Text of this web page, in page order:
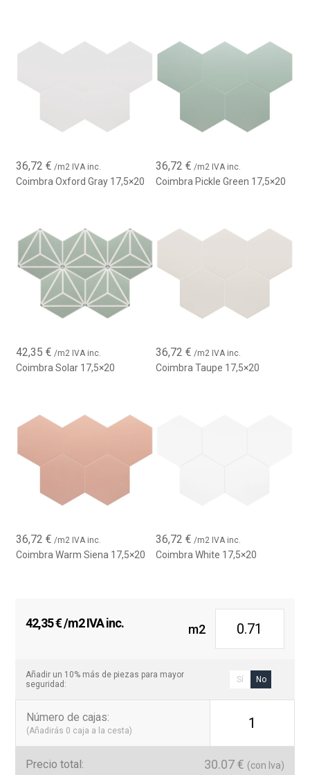
36,72€ /m2 IVA inc.
Coimbra Oxford Gray 17,5×20
36,72 € /m2 IVA inc.
Coimbra Pickle Green 17,5×20
42,35€ /m2 IVA inc.
Coimbra Solar 17,5×20
36,72 € /m2 IVA inc.
Coimbra Taupe 17,5×20
36,72€ /m2 IVA inc.
Coimbra Warm Siena 17,5×20
36,72 € /m2 IVA inc.
Coimbra White 17,5×20
42,35€/m2 IVA inc. m2
Añadir un 10% más de piezas para mayor
seguridad:
Sí No
Número de cajas:
(Añadirás 0 caja a la cesta) 1
Precio total: 30.07 € (con Iva)